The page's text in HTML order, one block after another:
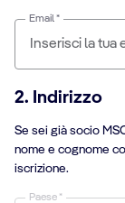
Email *
2. Indirizzo
Se sei già socio
nome e cognome
iscrizione.
Paese *